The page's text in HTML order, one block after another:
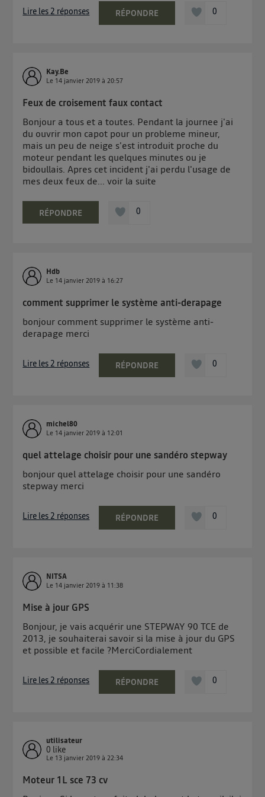
Lire les 2 réponses RÉPONDRE 0
Kay.Be
Le 14 janvier 2019 à20:57
Feux de croisement faux contact
Bonjour a tous et a toutes. Pendant la journee j'ai
du ouvrir mon capot pour un probleme mineur,
mais un peu de neige s'est introduit proche du
moteur pendant les quelques minutes ou je
bidoullais. Apres cet incident j'ai perdu l'usage de
mes deux feux de...voir la suite
RÉPONDRE 0
Hdb
Le 14 janvier 2019 à 16:27
comment supprimer le système anti-derapage
bonjour comment supprimer le système anti-
derapage merci
Lire les 2 réponses RÉPONDRE 0
michel80
Le 14 janvier 2019 à 12:01
quel attelage choisir pour une sandéro stepway
bonjour quel attelage choisir pour une sandéro
stepway merci
Lire les 2 réponses RÉPONDRE 0
NITSA
Le 14 janvier 2019 à 11:38
Mise à jour GPS
Bonjour, je vais acquérir une STEPWAY 90 TCE de
2013, je souhaiterai savoir si la mise à jour du GPS
et possible et facile ?MerciCordialement
Lire les 2 réponses RÉPONDRE 0
utilisateur
0 like
Le 13 janvier 2019 à22:34
Moteur 1L sce 73 cv
télécom basé sur votre adresse IP et une référence
de votre contrat internet (ex : votre numéro de
connexion et ayant consenties se verront attribuer le
Pour uneconnexion foyer(ex : Wi-Fi), la personnalisation sera basée
Pour uneconnexion mobile, la personnalisation sera basée
uniquement sur la navigation de l'utilisateur du mobile.
Vous pouvez à tout moment retirer ce consentement
surle portail d’Utiq ("
") ou via la page
« gérer Utiq » en bas de ce site. Pour plus
d'informations, veuillez consulter
d'information sur les données personnelles
d'Utiq